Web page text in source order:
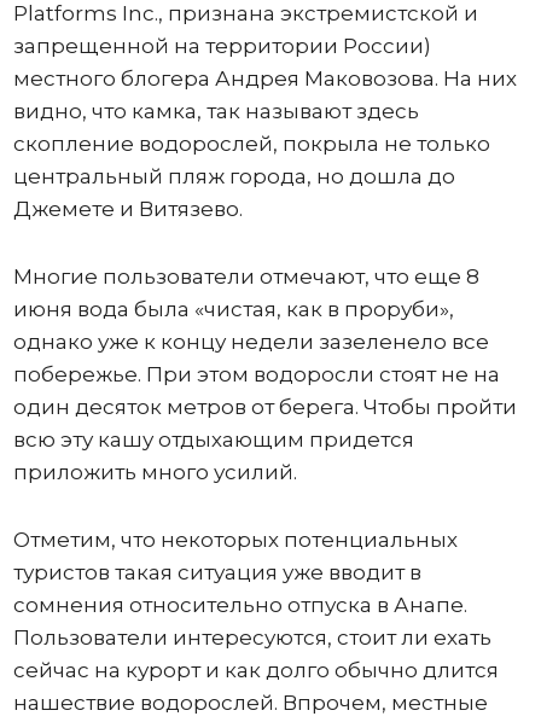
Platforms Inc., признана экстремистской и
запрещенной на территории России)
местного блогера Андрея Маковозова. На них
видно, что камка, так называют здесь
скопление водорослей, покрыла не только
центральный пляж города, но дошла до
Джемете и Витязево.
Многие пользователи отмечают, что еще 8
июня вода была «чистая, как в проруби»,
однако уже к концу недели зазеленело все
побережье. При этом водоросли стоят не на
один десяток метров от берега. Чтобы пройти
всю эту кашу отдыхающим придется
приложить много усилий.
Отметим, что некоторых потенциальных
туристов такая ситуация уже вводит в
сомнения относительно отпуска в Анапе.
Пользователи интересуются, стоит ли ехать
сейчас на курорт и как долго обычно длится
нашествие водорослей. Впрочем, местные